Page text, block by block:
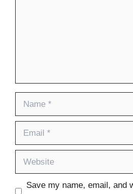
Save my name, email, and